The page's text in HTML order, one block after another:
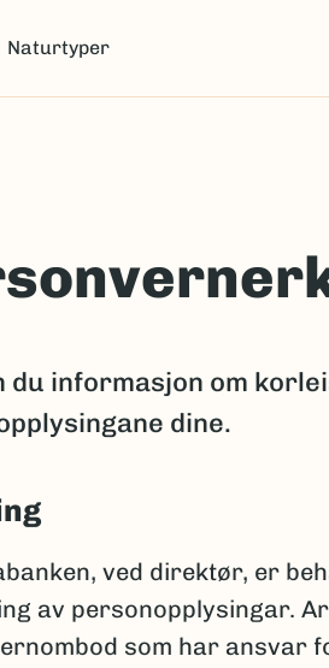
Naturtyper
du informasjon om
dine.
ved direktør, er
av personopplysingar.
som har ansvar